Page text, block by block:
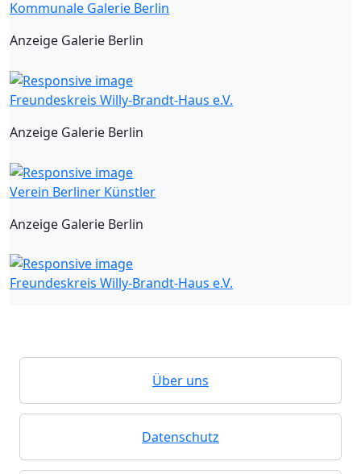
Kommunale Galerie Berlin
Anzeige Galerie Berlin
Freundeskreis Willy-Brandt-Haus e.V.
Anzeige Galerie Berlin
Verein Berliner Künstler
Anzeige Galerie Berlin
Freundeskreis Willy-Brandt-Haus e.V.
Über uns
Datenschutz